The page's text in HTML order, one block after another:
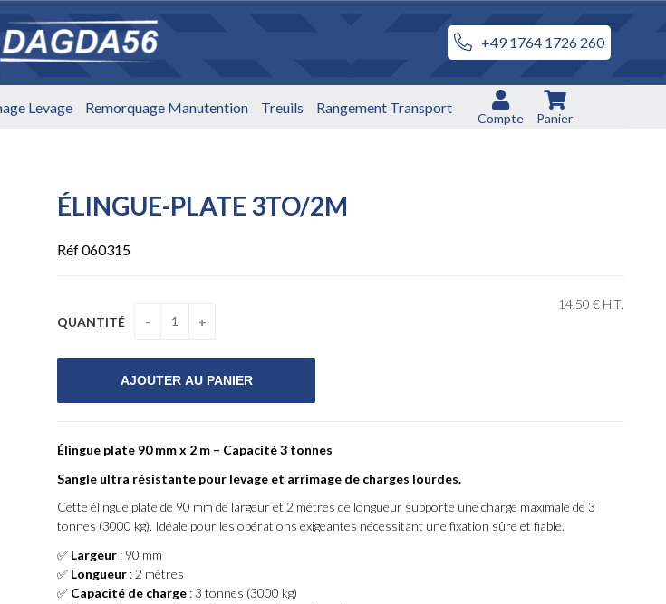
+49 1764 1726 260
Levage Remorquage Manutention Treuils Rangement Transport
Compte Panier
ÉLINGUE-PLATE 3TO/2M
Réf 060315
14.50 € H.T.
QUANTITÉ
Élingue plate 90 mm x 2 m – Capacité 3 tonnes
Sangle ultra résistante pour levage et arrimage de charges lourdes.
Cette élingue plate de 90 mm de largeur et 2 mètres de longueur supporte une charge maximale de 3
tonnes (3000 kg). Idéale pour les opérations exigeantes nécessitant une fixation sûre et fiable.
✅ Largeur : 90 mm
✅ Longueur : 2 mètres
✅ Capacité de charge : 3 tonnes (3000 kg)